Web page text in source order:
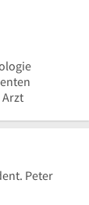
Peter